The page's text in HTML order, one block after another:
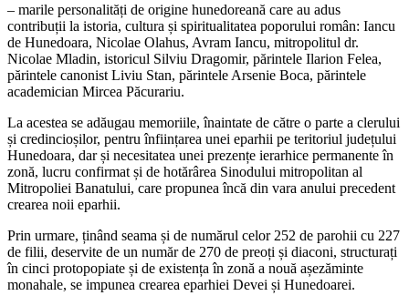
– marile personalități de origine hunedoreană care au adus
contribuții la istoria, cultura și spiritualitatea poporului român: Iancu
de Hunedoara, Nicolae Olahus, Avram Iancu, mitropolitul dr.
Nicolae Mladin, istoricul Silviu Dragomir, părintele Ilarion Felea,
părintele canonist Liviu Stan, părintele Arsenie Boca, părintele
academician Mircea Păcurariu.
La acestea se adăugau memoriile, înaintate de către o parte a clerului
și credincioșilor, pentru înființarea unei eparhii pe teritoriul județului
Hunedoara, dar și necesitatea unei prezențe ierarhice permanente în
zonă, lucru confirmat și de hotărârea Sinodului mitropolitan al
Mitropoliei Banatului, care propunea încă din vara anului precedent
crearea noii eparhii.
Prin urmare, ținând seama și de numărul celor 252 de parohii cu 227
de filii, deservite de un număr de 270 de preoți și diaconi, structurați
în cinci protopopiate și de existența în zonă a nouă așezăminte
monahale, se impunea crearea eparhiei Devei și Hunedoarei.